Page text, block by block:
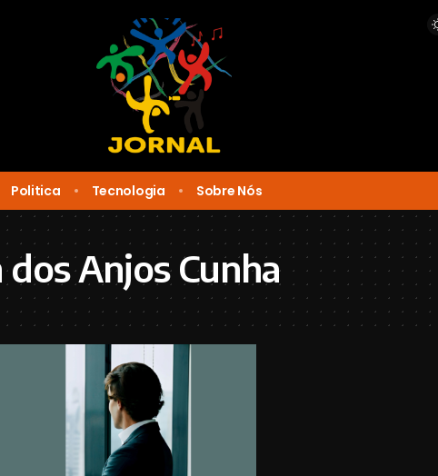
Politica Tecnologia Sobre Nós
dos Anjos Cunha